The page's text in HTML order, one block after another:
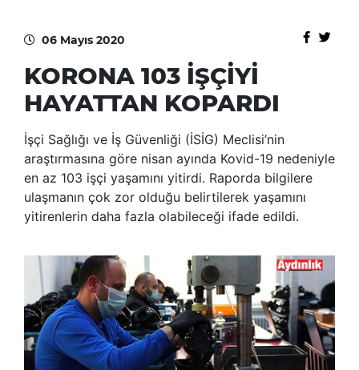
06 Mayıs 2020
KORONA 103 İŞÇİYİ
HAYATTAN KOPARDI
İşçi Sağlığı ve İş Güvenliği (İSİG) Meclisi’nin
araştırmasına göre nisan ayında Kovid-19 nedeniyle
en az 103 işçi yaşamını yitirdi. Raporda bilgilere
ulaşmanın çok zor olduğu belirtilerek yaşamını
yitirenlerin daha fazla olabileceği ifade edildi.